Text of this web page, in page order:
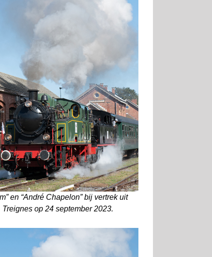
en “André Chapelon” bij vertrek uit
Treignes op 24 september 2023.